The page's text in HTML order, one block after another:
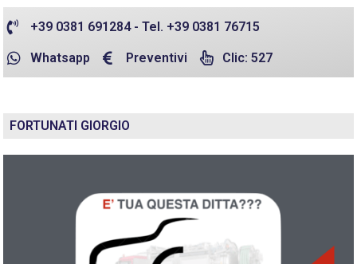
+39 0381 691284 - Tel. +39 0381 76715
Whatsapp Preventivi Clic: 527
FORTUNATI GIORGIO